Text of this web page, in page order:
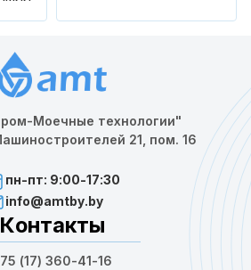
Моечные технологии"
21, пом. 16
пн-пт: 9:00-17:30
info@amtby.by
Контакты
(17) 360-41-16